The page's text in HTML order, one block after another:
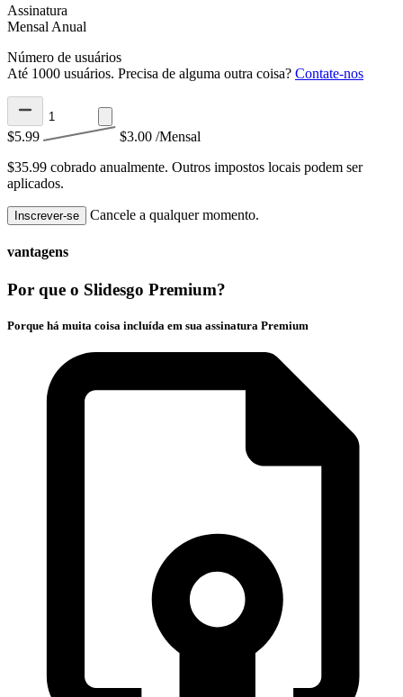
Assinatura
Mensal Anual
Número de usuários
Até 1000 usuários. Precisa de alguma outra coisa? Contate-nos
$5.99 $3.00 /Mensal
$35.99 cobrado anualmente. Outros impostos locais podem ser
aplicados.
Inscrever-se Cancele a qualquer momento.
vantagens
Por que o Slidesgo Premium?
Porque há muita coisa incluída em sua assinatura Premium